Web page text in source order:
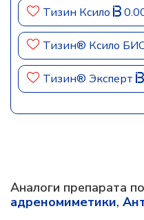
Тизин Ксило
Тизин® Ксило
Тизин® Эксперт
Аналоги препарата
адреномиметики,